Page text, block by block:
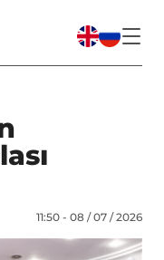
11:50 - 08 / 07 / 2026